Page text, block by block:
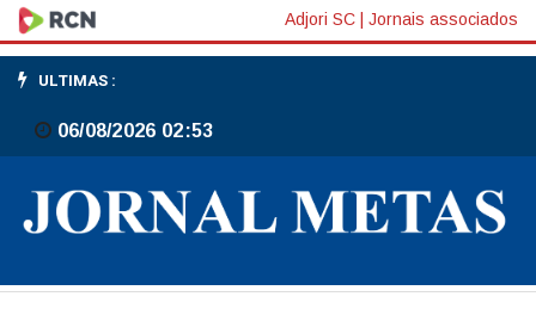
O
futuro
do
Planeta
está
em
Adjori SC Jornais associados
ULTIMAS :
06/08/2026 02:53